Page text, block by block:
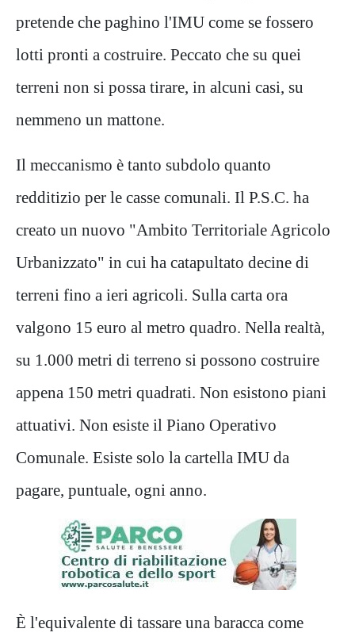
pretende che paghino l'IMU come se fossero
lotti pronti a costruire. Peccato che su quei
terreni non si possa tirare, in alcuni casi, su
nemmeno un mattone.
Il meccanismo è tanto subdolo quanto
redditizio per le casse comunali. Il P.S.C. ha
creato un nuovo "Ambito Territoriale Agricolo
Urbanizzato" in cui ha catapultato decine di
terreni fino a ieri agricoli. Sulla carta ora
valgono 15 euro al metro quadro. Nella realtà,
su 1.000 metri di terreno si possono costruire
appena 150 metri quadrati. Non esistono piani
attuativi. Non esiste il Piano Operativo
Comunale. Esiste solo la cartella IMU da
pagare, puntuale, ogni anno.
È l'equivalente di tassare una baracca come